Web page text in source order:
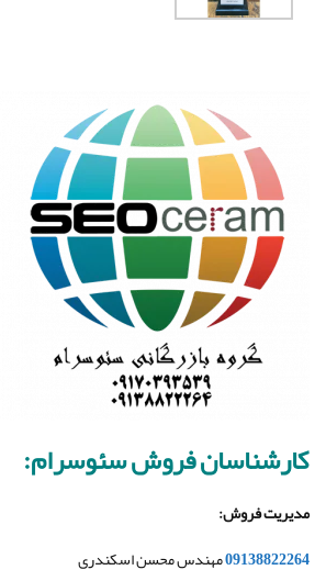
کارشناسان فروش سئوسرام:
مدیریت فروش:
09138822264مهندس محسن اسکندری